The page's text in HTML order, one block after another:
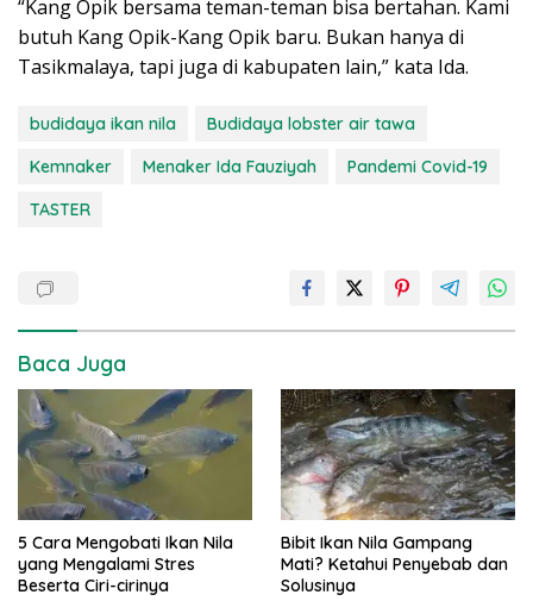
“Kang Opik bersama teman-teman bisa bertahan. Kami
butuh Kang Opik-Kang Opik baru. Bukan hanya di
Tasikmalaya, tapi juga di kabupaten lain,” kata Ida.
budidaya ikan nila
Budidaya lobster air tawa
Kemnaker
Menaker Ida Fauziyah
Pandemi Covid-19
TASTER
Baca Juga
5 Cara Mengobati Ikan Nila
yang Mengalami Stres
Beserta Ciri-cirinya
Bibit Ikan Nila Gampang
Mati? Ketahui Penyebab dan
Solusinya